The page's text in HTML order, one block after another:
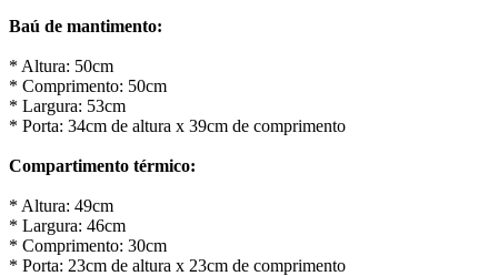
Baú de mantimento:
* Altura: 50cm
* Comprimento: 50cm
* Largura: 53cm
* Porta: 34cm de altura x 39cm de comprimento
Compartimento térmico:
* Altura: 49cm
* Largura: 46cm
* Comprimento: 30cm
* Porta: 23cm de altura x 23cm de comprimento